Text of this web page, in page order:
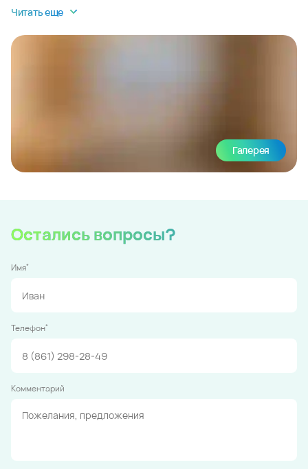
Читать еще
Галерея
Остались вопросы?
Имя*
Телефон*
Комментарий